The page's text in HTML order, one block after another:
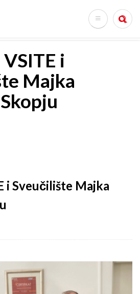
Search
i
Majka
i Sveučilište Majka